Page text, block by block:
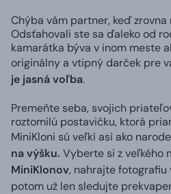
Chýba vám partner, keď zrovna
Odsťahovali ste sa ďaleko od
kamarátka býva v inom meste
originálny a vtipný darček pre
je jasná voľba.
Premeňte seba, svojich
roztomilú postavičku, ktorá
MiniKloni sú veľkí asi ako
na výšku. Vyberte si z veľkého
MiniKlonov, nahrajte fotografiu
potom už len sledujte